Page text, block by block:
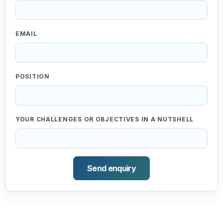
EMAIL
POSITION
YOUR CHALLENGES OR OBJECTIVES IN A NUTSHELL
Send enquiry